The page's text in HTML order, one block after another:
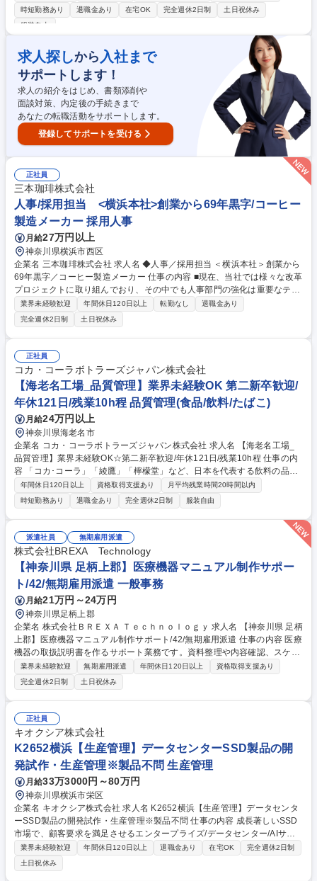
試験室の調整もあり、コミュニケーション能力が重要になります。 【特
徴】■派遣先の三菱電機エンジニアリングの社員と業務において区分はほ
で派遣先はご希望を反映。原則転勤は発生せず、腰を据えて働ける環境を
用意。■労働環境:年休は125日＋5日(計画年休)、残業は月平均20hとWLB
も実現可。■抜群の定着率:生活と自己啓発を手厚くサポートする福利厚生
も整っており、平均勤続年数は11.9年と高い安定性を実現。 募集職種
【鎌倉/三菱電機の製品のEMC試験】未経験歓迎★三菱電機G/転勤無/無期
雇用派遣
時短勤務あり
退職金あり 在宅OK 完全週休2日制
土日祝休み
服装自由
求人探しから 入社まで
サポートします！
求人の紹介をはじめ、書類添削や
面談対策、内定後の手続きまで
あなたの転職活動をサポートします。
登録してサポートを受ける
正社員
三本珈琲株式会社
人事/採用担当 <横浜本社>創業から69年黒字/コーヒー
製造メーカー 採用人事
月給27万円以上
神奈川県横浜市西区
企業名 三本珈琲株式会社 求人名 ◆人事／採用担当 ＜横浜本社＞創業から
69年黒字／コーヒー製造メーカー 仕事の内容 ■現在、当社では様々な改革
プロジェクトに取り組んでおり、その中でも人事部門の強化は重要なテー
マです。入社後は、採用業務を中心に役員直下の環境で裁量権をもって業
務に取り組んでいただきます。 ■採用企画・採用業務からスタートして頂
きます。人材像の明確化、採用メッセージ強化、面接対応、媒体選定等。
慣れてきたら、教育研修の企画・運用、人事制度の改善・運用に関わるチ
ャンスもあります。 ■上長は、採用・教育・人事制度のいずれの領域で
も、実務経験とコンサルティング経験があります。採用の他、ゆくゆくは
業務の幅を広げ、人事としてのスキルアップを目指せる環境です。 募集職
種 ◆人事／採用担当 ＜横浜本社＞創業から69年黒字／コーヒー製造メー
カー
業界未経験歓迎 年間休日120日以上 転勤なし
退職金あり
完全週休2日制
土日祝休み
正社員
コカ・コーラボトラーズジャパン株式会社
【海老名工場_品質管理】業界未経験OK 第二新卒歓迎/
年休121日/残業10h程 品質管理(食品/飲料/たばこ)
月給24万円以上
神奈川県海老名市
企業名 コカ・コーラボトラーズジャパン株式会社 求人名 【海老名工場_
品質管理】業界未経験OK☆第二新卒歓迎/年休121日/残業10h程 仕事の内
容 「コカ･コーラ」「綾鷹」「檸檬堂」など、日本を代表する飲料の品質
管理業務を担っていただきます。個人の頑張りが反映される評価制度、将
来を見据えたキャリア制度が充実しており、モチベーション高く働けま
す！ ＜具体的には＞ ■コカ･コーラ製品の製造における、原材料検査と製
造工程検査、出荷検査に至るまでの品質管理 ■食品安全、法令、KOREお
よびISO要求事項並びに顧客の要求を満たす品質を順守するためのシステ
ム構築と継続的改善 など 募集職種 【海老名工場_品質管理】業界未経験O
K☆第二新卒歓迎/年休121日/残業10h程
年間休日120日以上 資格取得支援あり
月平均残業時間20時間以内
時短勤務あり
退職金あり 完全週休2日制 服装自由
派遣社員 無期雇用派遣
株式会社BREXA Technology
【神奈川県 足柄上郡】医療機器マニュアル制作サポー
ト/42/無期雇用派遣 一般事務
月給21万円～24万円
神奈川県足柄上郡
企業名 株式会社ＢＲＥＸＡ Ｔｅｃｈｎｏｌｏｇｙ 求人名 【神奈川県 足柄
上郡】医療機器マニュアル制作サポート/42/無期雇用派遣 仕事の内容 医療
機器の取扱説明書を作るサポート業務です。資料整理や内容確認、スケジ
ュール管理などを担当し、PC操作と文章理解力があれば未経験からスタ
ートできます。 情報を集め分かりやすい形に整理し、マニュアル制作の進
行を管理する役割を担います。■スケジュールの管理･資料作成/内容のチ
ェック(校正)等。実際の制作作業は外部の制作会社が担当するため、その
内容が正しいかを確認し、必要に応じて修正指示を行う■情報をまとめ、
文章として整理する作業もあり、「読む力」「まとめる力」「伝える力」
を活かせる仕事。未経験でも少しずつ覚えていけます。 募集職種 【神奈
川県 足柄上郡】医療機器マニュアル制作サポート/42/無期雇用派遣
業界未経験歓迎 無期雇用派遣 年間休日120日以上
資格取得支援あり
完全週休2日制
土日祝休み
正社員
キオクシア株式会社
K2652横浜【生産管理】データセンターSSD製品の開
発試作・生産管理※製品不問 生産管理
月給33万3000円～80万円
神奈川県横浜市栄区
企業名 キオクシア株式会社 求人名 K2652横浜【生産管理】データセンタ
ーSSD製品の開発試作・生産管理※製品不問 仕事の内容 成長著しいSSD
市場で、顧客要求を満足させるエンタープライズ/データセンター/AIサー
バ向けSSD製品をタイムリーに提供することが私たちの責務です。様々な
企業やユーザー、サービス、AIの普及を支えていきます。 ■試作機および
サンプルの作成：開発試作機や顧客向け製品サンプルの試作を行います ■
業界未経験歓迎 年間休日120日以上 退職金あり 在宅OK
完全週休2日制
土日祝休み